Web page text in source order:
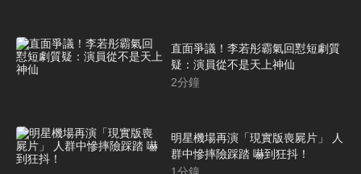
直面爭議！李若彤霸氣回懟短劇質
疑：演員從不是天上神仙
2分鐘
明星機場再演「現實版喪屍片」 人
群中慘摔險踩踏 嚇到狂抖！